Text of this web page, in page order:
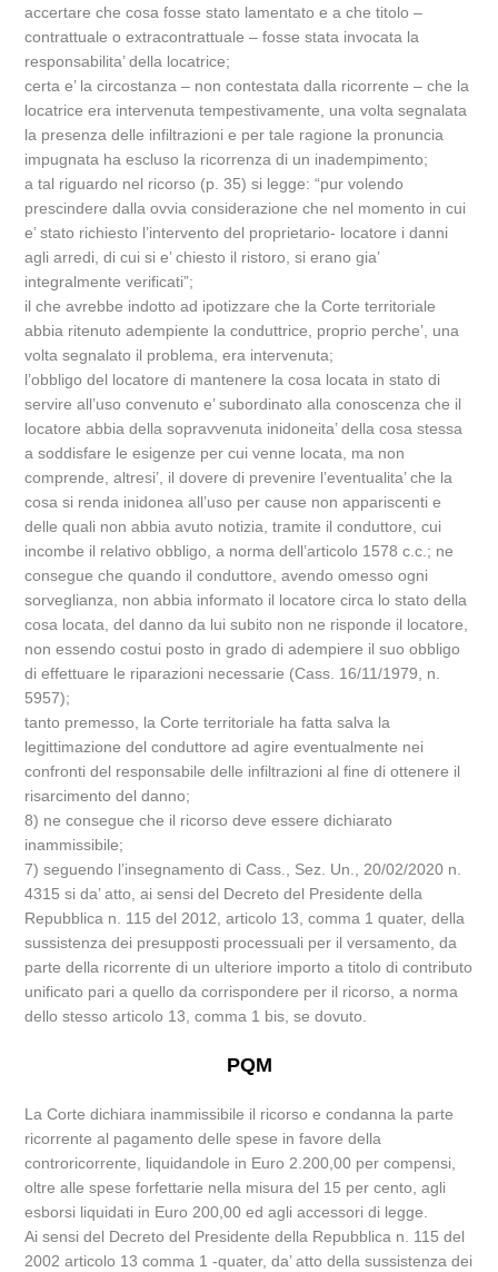
accertare che cosa fosse stato lamentato e a che titolo –
contrattuale o extracontrattuale – fosse stata invocata la
responsabilita’ della locatrice;
certa e’ la circostanza – non contestata dalla ricorrente – che la
locatrice era intervenuta tempestivamente, una volta segnalata
la presenza delle infiltrazioni e per tale ragione la pronuncia
impugnata ha escluso la ricorrenza di un inadempimento;
a tal riguardo nel ricorso (p. 35) si legge: “pur volendo
prescindere dalla ovvia considerazione che nel momento in cui
e’ stato richiesto l’intervento del proprietario- locatore i danni
agli arredi, di cui si e’ chiesto il ristoro, si erano gia’
integralmente verificati”;
il che avrebbe indotto ad ipotizzare che la Corte territoriale
abbia ritenuto adempiente la conduttrice, proprio perche’, una
volta segnalato il problema, era intervenuta;
l’obbligo del locatore di mantenere la cosa locata in stato di
servire all’uso convenuto e’ subordinato alla conoscenza che il
locatore abbia della sopravvenuta inidoneita’ della cosa stessa
a soddisfare le esigenze per cui venne locata, ma non
comprende, altresi’, il dovere di prevenire l’eventualita’ che la
cosa si renda inidonea all’uso per cause non appariscenti e
delle quali non abbia avuto notizia, tramite il conduttore, cui
incombe il relativo obbligo, a norma dell’articolo 1578 c.c.; ne
consegue che quando il conduttore, avendo omesso ogni
sorveglianza, non abbia informato il locatore circa lo stato della
cosa locata, del danno da lui subito non ne risponde il locatore,
non essendo costui posto in grado di adempiere il suo obbligo
di effettuare le riparazioni necessarie (Cass. 16/11/1979, n.
5957);
tanto premesso, la Corte territoriale ha fatta salva la
legittimazione del conduttore ad agire eventualmente nei
confronti del responsabile delle infiltrazioni al fine di ottenere il
risarcimento del danno;
8) ne consegue che il ricorso deve essere dichiarato
inammissibile;
7) seguendo l’insegnamento di Cass., Sez. Un., 20/02/2020 n.
4315 si da’ atto, ai sensi del Decreto del Presidente della
Repubblica n. 115 del 2012, articolo 13, comma 1 quater, della
sussistenza dei presupposti processuali per il versamento, da
parte della ricorrente di un ulteriore importo a titolo di contributo
unificato pari a quello da corrispondere per il ricorso, a norma
dello stesso articolo 13, comma 1 bis, se dovuto.
PQM
La Corte dichiara inammissibile il ricorso e condanna la parte
ricorrente al pagamento delle spese in favore della
controricorrente, liquidandole in Euro 2.200,00 per compensi,
oltre alle spese forfettarie nella misura del 15 per cento, agli
esborsi liquidati in Euro 200,00 ed agli accessori di legge.
Ai sensi del Decreto del Presidente della Repubblica n. 115 del
2002 articolo 13 comma 1 -quater, da’ atto della sussistenza dei